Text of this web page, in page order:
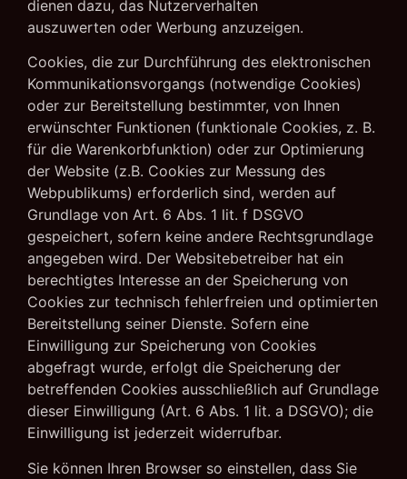
dienen dazu, das Nutzerverhalten
auszuwerten oder Werbung anzuzeigen.
Cookies, die zur Durchführung des elektronischen
Kommunikationsvorgangs (notwendige Cookies)
oder zur Bereitstellung bestimmter, von Ihnen
erwünschter Funktionen (funktionale Cookies, z. B.
für die Warenkorbfunktion) oder zur Optimierung
der Website (z.B. Cookies zur Messung des
Webpublikums) erforderlich sind, werden auf
Grundlage von Art. 6 Abs. 1 lit. f DSGVO
gespeichert, sofern keine andere Rechtsgrundlage
angegeben wird. Der Websitebetreiber hat ein
berechtigtes Interesse an der Speicherung von
Cookies zur technisch fehlerfreien und optimierten
Bereitstellung seiner Dienste. Sofern eine
Einwilligung zur Speicherung von Cookies
abgefragt wurde, erfolgt die Speicherung der
betreffenden Cookies ausschließlich auf Grundlage
dieser Einwilligung (Art. 6 Abs. 1 lit. a DSGVO); die
Einwilligung ist jederzeit widerrufbar.
Sie können Ihren Browser so einstellen, dass Sie